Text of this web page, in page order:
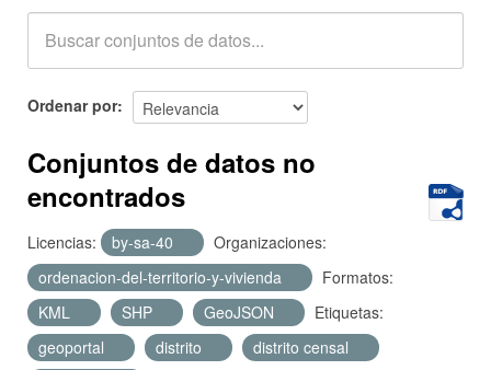
Acerca de
Ordenar por
Conjuntos de datos no
encontrados
Licencias: by-sa-40
Organizaciones:
ordenacion-del-territorio-y-vivienda
Formatos:
KML
SHP GeoJSON
Etiquetas:
geoportal
distrito
distrito censal